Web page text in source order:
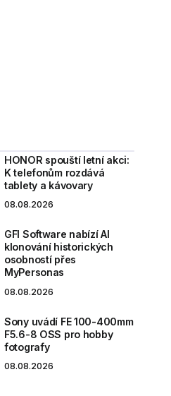
HONOR spouští letní akci:
K telefonům rozdává
tablety a kávovary
08.08.2026
GFI Software nabízí AI
klonování historických
osobností přes
MyPersonas
08.08.2026
Sony uvádí FE 100-400mm
F5.6-8 OSS pro hobby
fotografy
08.08.2026